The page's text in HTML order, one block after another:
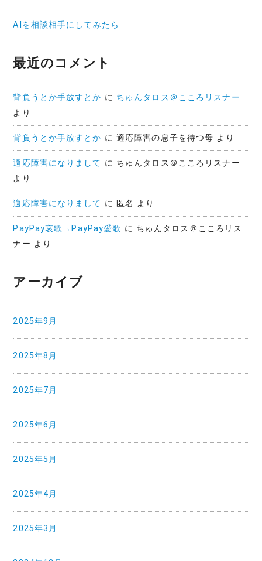
AIを相談相手にしてみたら
最近のコメント
背負うとか手放すとか に ちゅんタロス＠こころリスナー
より
背負うとか手放すとか に 適応障害の息子を待つ母 より
適応障害になりまして に ちゅんタロス＠こころリスナー
より
適応障害になりまして に 匿名 より
PayPay哀歌→PayPay愛歌 に ちゅんタロス＠こころリス
ナー より
アーカイブ
2025年9月
2025年8月
2025年7月
2025年6月
2025年5月
2025年4月
2025年3月